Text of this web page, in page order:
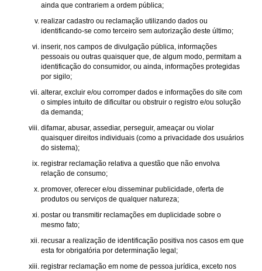
ainda que contrariem a ordem pública;
realizar cadastro ou reclamação utilizando dados ou
identificando-se como terceiro sem autorização deste último;
inserir, nos campos de divulgação pública, informações
pessoais ou outras quaisquer que, de algum modo, permitam a
identificação do consumidor, ou ainda, informações protegidas
por sigilo;
alterar, excluir e/ou corromper dados e informações do site com
o simples intuito de dificultar ou obstruir o registro e/ou solução
da demanda;
difamar, abusar, assediar, perseguir, ameaçar ou violar
quaisquer direitos individuais (como a privacidade dos usuários
do sistema);
registrar reclamação relativa a questão que não envolva
relação de consumo;
promover, oferecer e/ou disseminar publicidade, oferta de
produtos ou serviços de qualquer natureza;
postar ou transmitir reclamações em duplicidade sobre o
mesmo fato;
recusar a realização de identificação positiva nos casos em que
esta for obrigatória por determinação legal;
registrar reclamação em nome de pessoa jurídica, exceto nos